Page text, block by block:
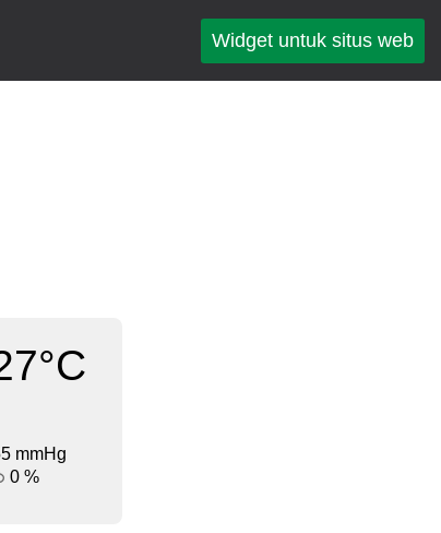
Widget untuk situs web
mmHg
0 %